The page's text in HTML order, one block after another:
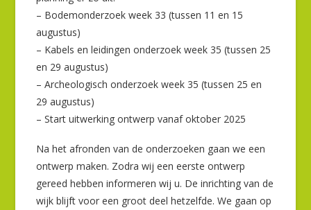
– Bodemonderzoek week 33 (tussen 11 en 15
augustus)
– Kabels en leidingen onderzoek week 35 (tussen 25
en 29 augustus)
– Archeologisch onderzoek week 35 (tussen 25 en
29 augustus)
– Start uitwerking ontwerp vanaf oktober 2025
Na het afronden van de onderzoeken gaan we een
ontwerp maken. Zodra wij een eerste ontwerp
gereed hebben informeren wij u. De inrichting van de
wijk blijft voor een groot deel hetzelfde. We gaan op